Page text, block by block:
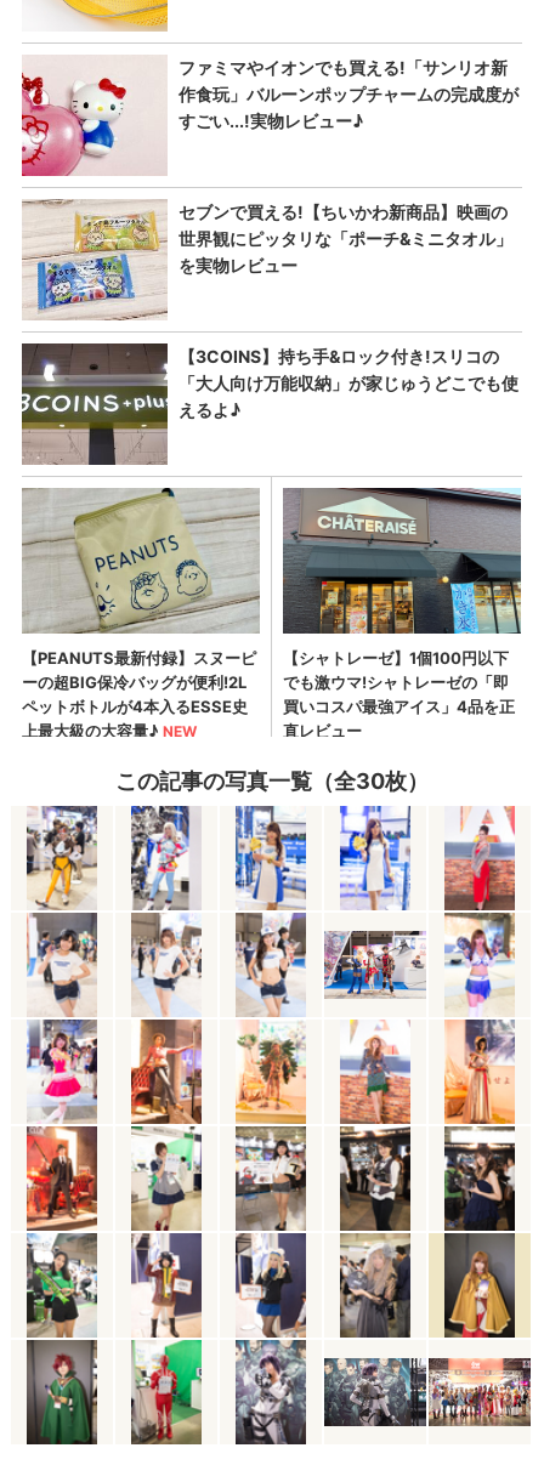
この記事の写真一覧（全30枚）